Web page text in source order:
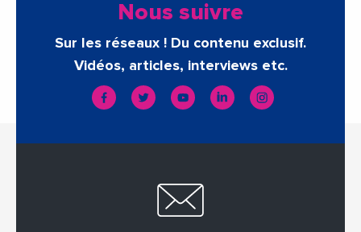
Nous suivre
Sur les réseaux ! Du contenu exclusif.
Vidéos, articles, interviews etc.